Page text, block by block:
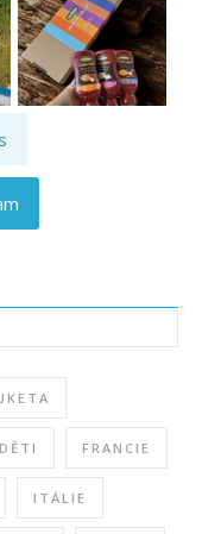
DĚTI FRANCIE
ITÁLIE